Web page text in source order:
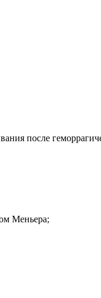
после
Меньера;